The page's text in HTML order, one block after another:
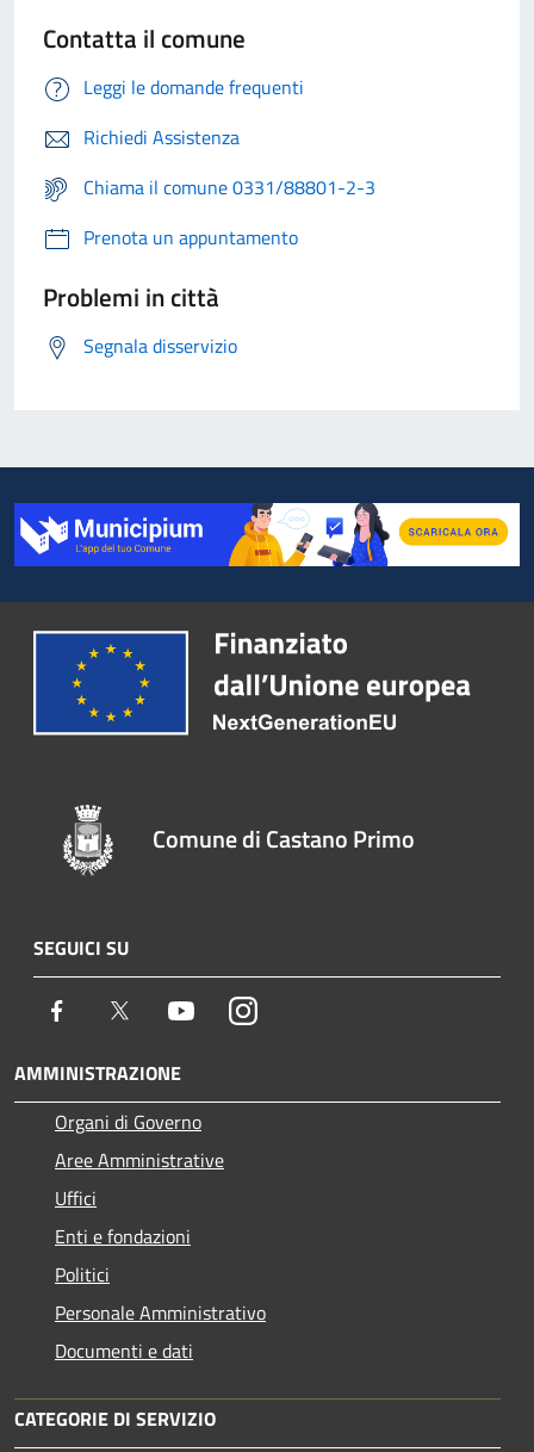
Contatta il comune
Leggi le domande frequenti
Richiedi Assistenza
Chiama il comune 0331/88801-2-3
Prenota un appuntamento
Problemi in città
Segnala disservizio
Comune di Castano Primo
SEGUICI SU
Facebook Twitter YoutubeInstagram
AMMINISTRAZIONE
Organi di Governo
Aree Amministrative
Uffici
Enti e fondazioni
Politici
Personale Amministrativo
Documenti e dati
CATEGORIE DI SERVIZIO